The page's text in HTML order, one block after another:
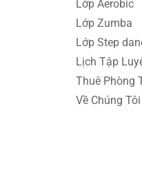
Lớp Aerobic
Lớp Zumba
Lớp Step
Lịch Tập
Thuê Phòng
Về Chúng Tôi